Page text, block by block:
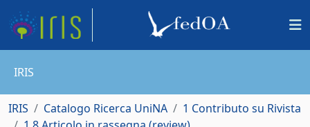
IRIS
IRIS Catalogo Ricerca UniNA
1 Contributo su Rivista